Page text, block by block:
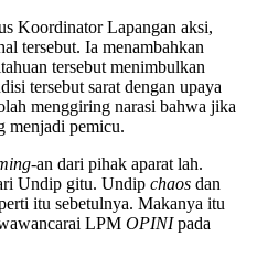
Koordinator Lapangan aksi,
tersebut. Ia menambahkan
tersebut menimbulkan
tersebut sarat dengan upaya
menggiring narasi bahwa jika
menjadi pemicu.
-an dari pihak aparat lah.
Undip gitu. Undip chaos dan
itu sebetulnya. Makanya itu
LPM OPINI pada